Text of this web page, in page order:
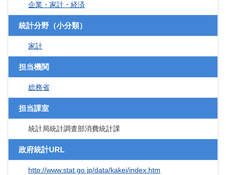
企業・家計・経済
統計分野（小分類）
家計
担当機関
総務省
担当課室
統計局統計調査部消費統計課
政府統計URL
http://www.stat.go.jp/data/kakei/index.htm